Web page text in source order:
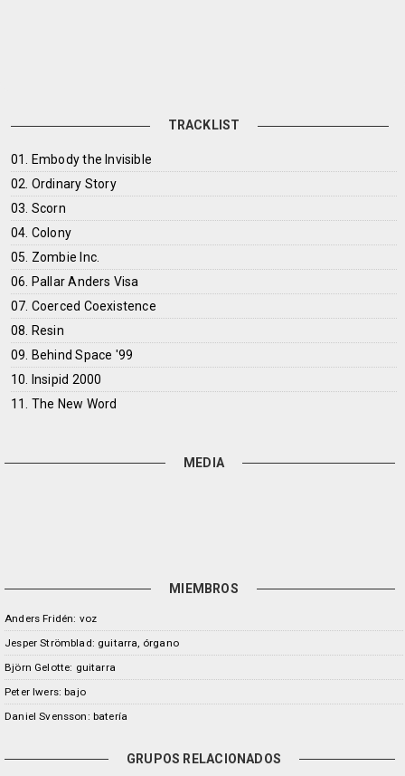
TRACKLIST
01. Embody the Invisible
02. Ordinary Story
03. Scorn
04. Colony
05. Zombie Inc.
06. Pallar Anders Visa
07. Coerced Coexistence
08. Resin
09. Behind Space '99
10. Insipid 2000
11. The New Word
MEDIA
MIEMBROS
Anders Fridén: voz
Jesper Strömblad: guitarra, órgano
Björn Gelotte: guitarra
Peter Iwers: bajo
Daniel Svensson: batería
GRUPOS RELACIONADOS